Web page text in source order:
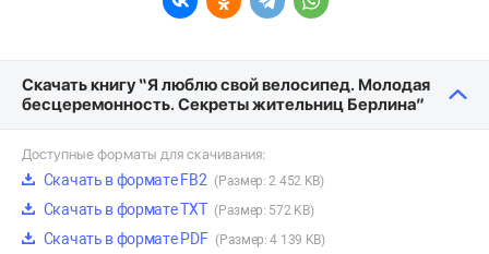
Скачать книгу “Я люблю свой велосипед. Молодая
бесцеремонность. Секреты жительниц Берлина”
Доступные форматы для скачивания:
Скачать в формате FB2 (Размер: 2 452 KB)
Скачать в формате TXT (Размер: 572 KB)
Скачать в формате PDF (Размер: 4 139 KB)